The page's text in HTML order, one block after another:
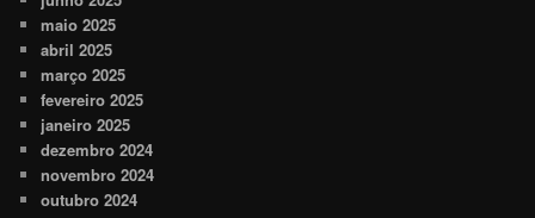
maio 2025
abril 2025
março 2025
fevereiro 2025
janeiro 2025
dezembro 2024
novembro 2024
outubro 2024